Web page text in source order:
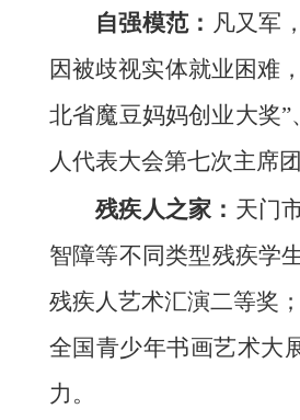
自强模范： 凡又军
因被歧视实体就业困难
北省魔豆妈妈创业大奖
人代表大会第七次主席团
残疾人之家： 天门
智障等不同类型残疾学
残疾人艺术汇演二等奖
全国青少年书画艺术大
力。